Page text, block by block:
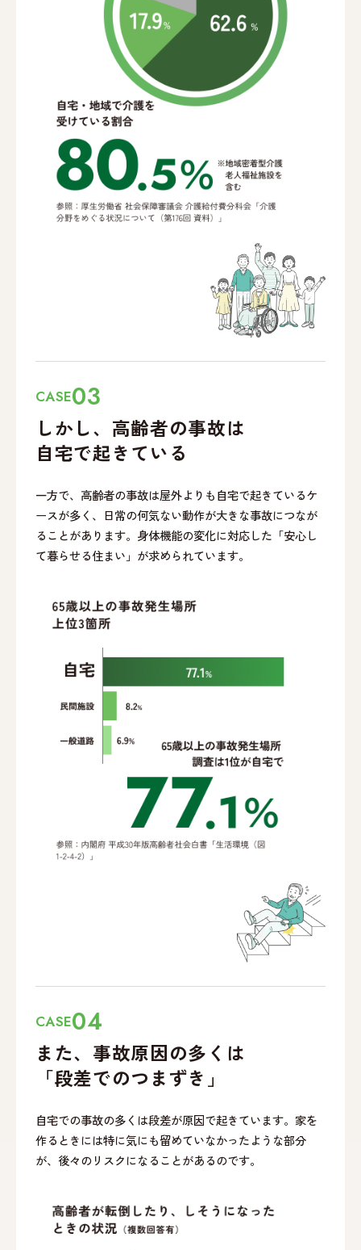
CASE03
しかし、高齢者の事故は
自宅で起きている
一方で、高齢者の事故は屋外よりも自宅で起きているケ
ースが多く、日常の何気ない動作が大きな事故につなが
ることがあります。身体機能の変化に対応した「安心し
て暮らせる住まい」が求められています。
CASE04
また、事故原因の多くは
「段差でのつまずき」
自宅での事故の多くは段差が原因で起きています。家を
作るときには特に気にも留めていなかったような部分
が、後々のリスクになることがあるのです。